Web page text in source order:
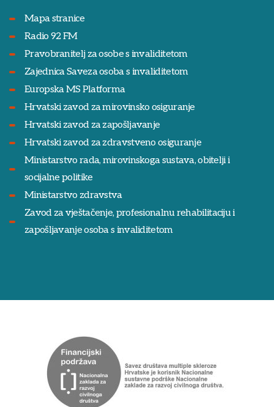
Mapa stranice
Radio 92 FM
Pravobranitelj za osobe s invaliditetom
Zajednica Saveza osoba s invaliditetom
Europska MS Platforma
Hrvatski zavod za mirovinsko osiguranje
Hrvatski zavod za zapošljavanje
Hrvatski zavod za zdravstveno osiguranje
Ministarstvo rada, mirovinskoga sustava, obitelji i
socijalne politike
Ministarstvo zdravstva
Zavod za vještačenje, profesionalnu rehabilitaciju i
zapošljavanje osoba s invaliditetom